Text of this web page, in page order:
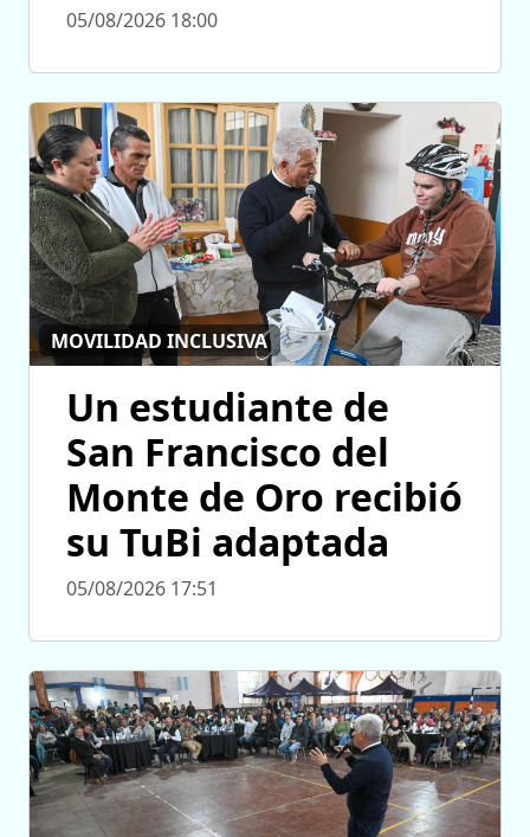
05/08/2026 18:00
MOVILIDAD INCLUSIVA
Un estudiante de
San Francisco del
Monte de Oro recibió
su TuBi adaptada
05/08/2026 17:51